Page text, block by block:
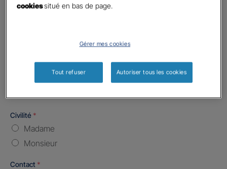
Batiment / Local commercial
Vos informations :
Oui
Civilité *
Madame
Monsieur
Contact *
cookiessitué en bas de page.
Gérer mes cookies
Tout refuser Autoriser tous les cookies